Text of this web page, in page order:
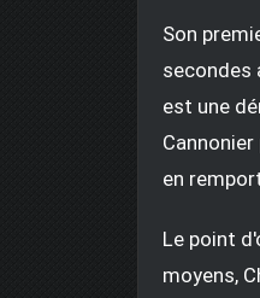
Son
secondes
est une
en
Le point
moyens,